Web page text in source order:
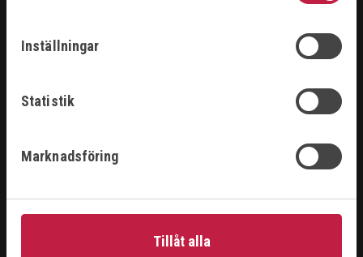
Inställningar
Statistik
Marknadsföring
Tillåt alla
MASKINER
SKÄRANDE
ÅTERFÖRSÄLJARE
LOGGA IN